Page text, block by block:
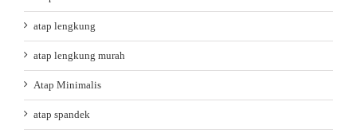
atap lengkung
atap lengkung murah
Atap Minimalis
atap spandek